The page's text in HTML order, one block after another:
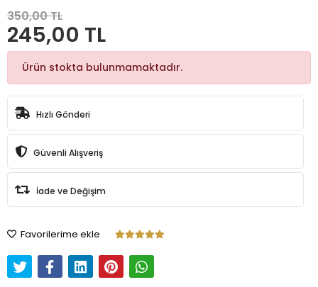
350,00 TL
245,00 TL
Ürün stokta bulunmamaktadır.
Hızlı Gönderi
Güvenli Alışveriş
İade ve Değişim
Favorilerime ekle